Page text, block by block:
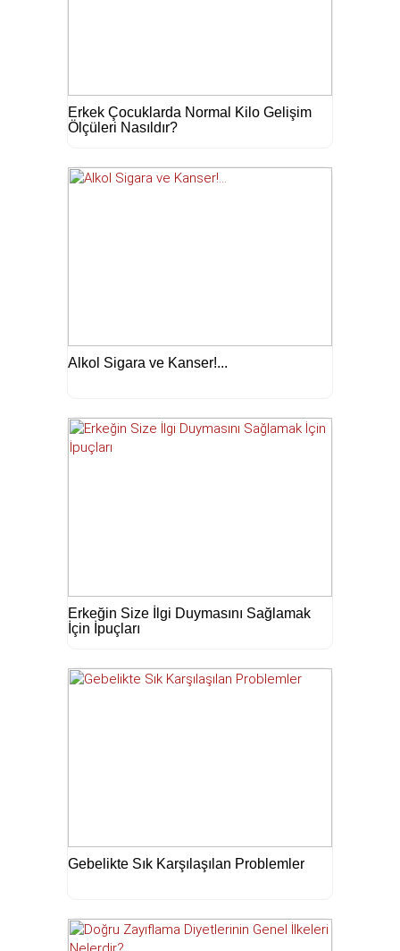
Erkek Çocuklarda Normal Kilo Gelişim
Ölçüleri Nasıldır?
Alkol Sigara ve Kanser!...
Erkeğin Size İlgi Duymasını Sağlamak
İçin İpuçları
Gebelikte Sık Karşılaşılan Problemler